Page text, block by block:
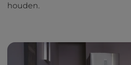
houden.